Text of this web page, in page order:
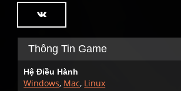
Thông Tin Game
Hệ Điều Hành
Windows, Mac, Linux